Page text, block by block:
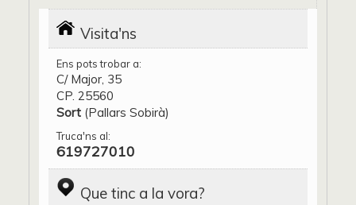
Visita'ns
Ens pots trobar a:
C/ Major, 35
CP. 25560
Sort (Pallars Sobirà)
Truca'ns al:
619727010
Que tinc a la vora?